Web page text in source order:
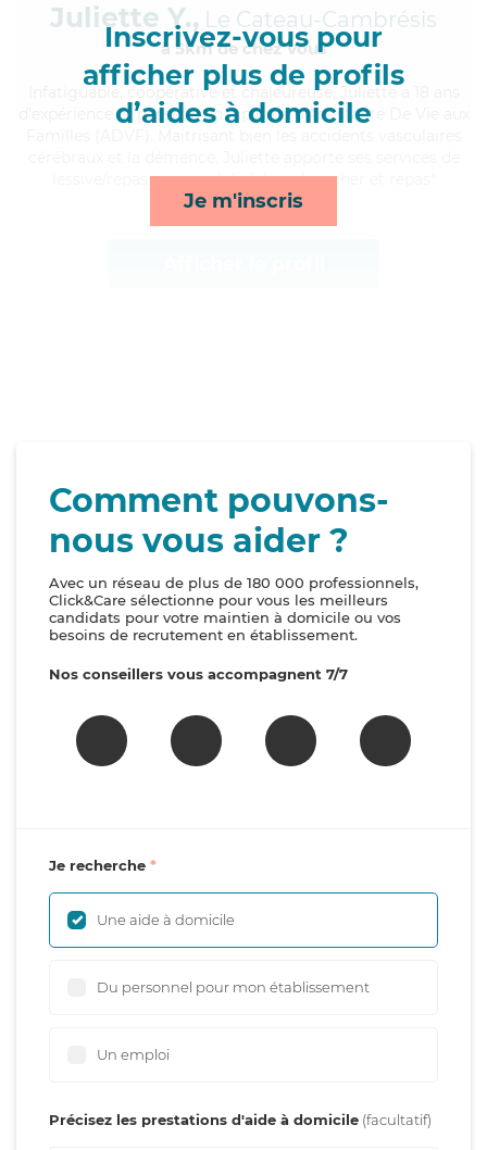
Inscrivez-vous pour
afficher plus de profils
d’aides à domicile
Je m'inscris
Juliette Y., Le Cateau-Cambrésis
à 5km de chez Vous
, coopérative et chaleureuse, Juliette a 18 ans
d'expérience et possède un diplôme d'Assistante De Vie aux
lessive/repassage, mobilité, lever/coucher et repas*
Comment pouvons-
nous vous aider ?
Avec un réseau de plus de 180 000 professionnels,
Click&Care sélectionne pour vous les meilleurs
candidats pour votre maintien à domicile ou vos
besoins de recrutement en établissement.
Nos conseillers vous accompagnent 7/7
Je recherche
Une aide à domicile
Du personnel pour mon établissement
Un emploi
Précisez les prestations d'aide à domicile